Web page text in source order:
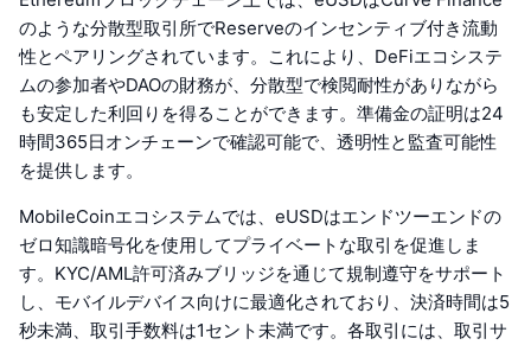
のような分散型取引所でReserveのインセンティブ付き流動
性とペアリングされています。これにより、DeFiエコシステ
ムの参加者やDAOの財務が、分散型で検閲耐性がありながら
も安定した利回りを得ることができます。準備金の証明は24
時間365日オンチェーンで確認可能で、透明性と監査可能性
を提供します。
MobileCoinエコシステムでは、eUSDはエンドツーエンドの
ゼロ知識暗号化を使用してプライベートな取引を促進しま
す。KYC/AML許可済みブリッジを通じて規制遵守をサポート
し、モバイルデバイス向けに最適化されており、決済時間は5
秒未満、取引手数料は1セント未満です。各取引には、取引サ